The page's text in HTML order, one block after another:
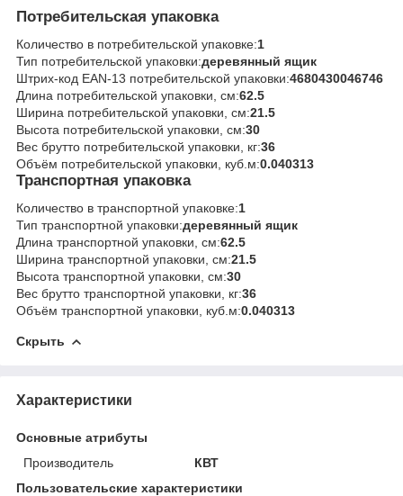
Потребительская упаковка
Количество в потребительской упаковке:1
Тип потребительской упаковки:деревянный ящик
Штрих-код EAN-13 потребительской упаковки:4680430046746
Длина потребительской упаковки, см:62.5
Ширина потребительской упаковки, см:21.5
Высота потребительской упаковки, см:30
Вес брутто потребительской упаковки, кг:36
Объём потребительской упаковки, куб.м:0.040313
Транспортная упаковка
Количество в транспортной упаковке:1
Тип транспортной упаковки:деревянный ящик
Длина транспортной упаковки, см:62.5
Ширина транспортной упаковки, см:21.5
Высота транспортной упаковки, см:30
Вес брутто транспортной упаковки, кг:36
Объём транспортной упаковки, куб.м:0.040313
Скрыть
Характеристики
Основные атрибуты
Производитель
КВТ
Пользовательские характеристики